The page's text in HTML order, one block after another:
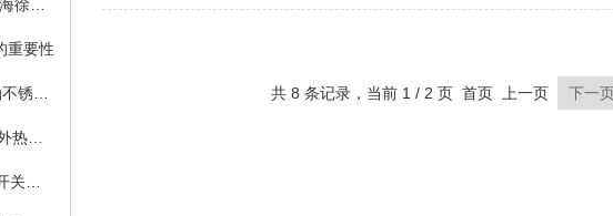
重要性
共 8 条记录，当前 1 / 2 页 首页 上一页 下一